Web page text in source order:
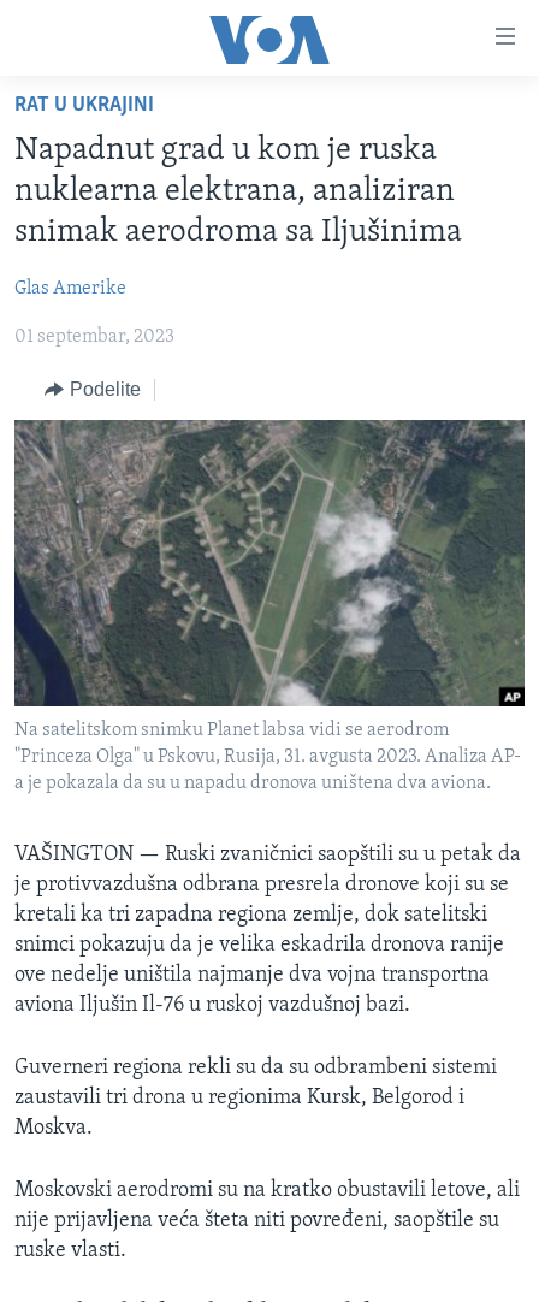
glavni
sadržaj
na
glavnu
Idi
na
NASLOVNA
RUBRIKE
AMERIKA
EKONOMIJA
NAUKA I TEHNOLOGIJA
MEDICINA
KULTURA
DRUŠTVO
SPORT
INTERVJU
TV PROGRAM
Learning English
PRATITE NAS
Jezici
RAT U UKRAJINI
Napadnut grad u kom je ruska
nuklearna elektrana, analiziran
snimak aerodroma sa Iljušinima
Glas Amerike
01 septembar, 2023
Podelite
Na satelitskom snimku Planet labsa vidi se aerodrom
"Princeza Olga" u Pskovu, Rusija, 31. avgusta 2023. Analiza AP-
a je pokazala da su u napadu dronova uništena dva aviona.
VAŠINGTON — Ruski zvaničnici saopštili su u petak da
je protivvazdušna odbrana presrela dronove koji su se
kretali ka tri zapadna regiona zemlje, dok satelitski
snimci pokazuju da je velika eskadrila dronova ranije
ove nedelje uništila najmanje dva vojna transportna
aviona Iljušin Il-76 u ruskoj vazdušnoj bazi.
Guverneri regiona rekli su da su odbrambeni sistemi
zaustavili tri drona u regionima Kursk, Belgorod i
Moskva.
Moskovski aerodromi su na kratko obustavili letove, ali
nije prijavljena veća šteta niti povređeni, saopštile su
ruske vlasti.